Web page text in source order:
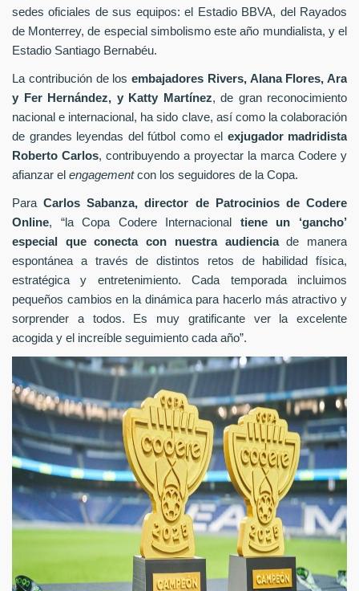
sedes oficiales de sus equipos: el Estadio BBVA, del Rayados
de Monterrey, de especial simbolismo este año mundialista, y el
Estadio Santiago Bernabéu.
La contribución de los embajadores Rivers, Alana Flores, Ara
y Fer Hernández, y Katty Martínez, de gran reconocimiento
nacional e internacional, ha sido clave, así como la colaboración
de grandes leyendas del fútbol como el exjugador madridista
Roberto Carlos, contribuyendo a proyectar la marca Codere y
afianzar el engagementcon los seguidores de la Copa.
ParaCarlos Sabanza, director de Patrocinios de Codere
Online, “la Copa Codere Internacional tiene un ‘gancho’
especial que conecta con nuestra audienciade manera
espontánea a través de distintos retos de habilidad física,
estratégica y entretenimiento. Cada temporada incluimos
pequeños cambios en la dinámica para hacerlo más atractivo y
sorprender a todos. Es muy gratificante ver la excelente
acogida y el increíble seguimiento cada año”.